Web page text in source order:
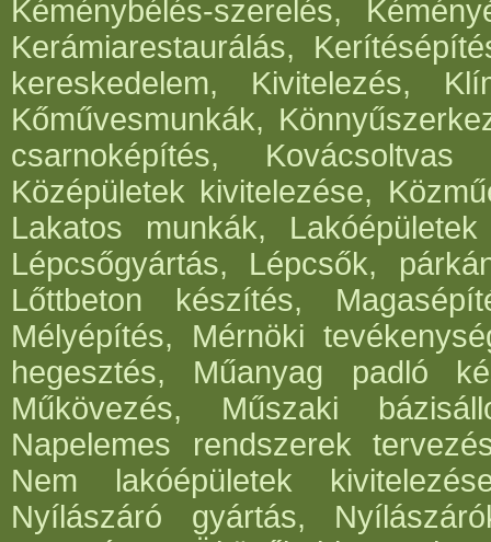
Kéménybélés-szerelés,
Kerámiarestaurálás,
kereskedelem, Kivitelezés,
Kőművesmunkák,
csarnoképítés,
Középületek kivitelezése,
Lakatos munkák,
Lépcsőgyártás, Lépcsők,
Lőttbeton készítés,
Mélyépítés, Mérnöki
hegesztés, Műanyag padló
Műkövezés, Műszaki
Napelemes rendszerek
Nem lakóépületek
Nyílászáró gyártás,